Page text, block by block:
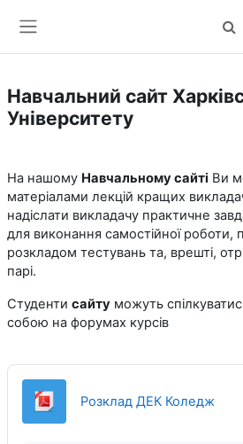
Навчальний сайт
Університету
На нашому Навчальному сайті Ви
матеріалами лекцій кращих
надіслати викладачу практичне
для виконання самостійної роботи,
розкладом тестувань та, врешті,
парі.
Студенти сайту можуть
собою на форумах курсів
Розклад ДЕК КоледжDatei